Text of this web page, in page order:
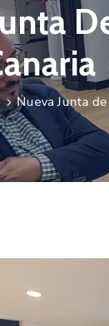
Nueva Junta